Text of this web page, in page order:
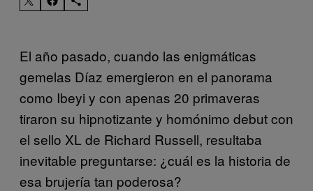
El año pasado, cuando las enigmáticas
gemelas Díaz emergieron en el panorama
como Ibeyi y con apenas 20 primaveras
tiraron su hipnotizante y homónimo debut con
el sello XL de Richard Russell, resultaba
inevitable preguntarse: ¿cuál es la historia de
esa brujería tan poderosa?